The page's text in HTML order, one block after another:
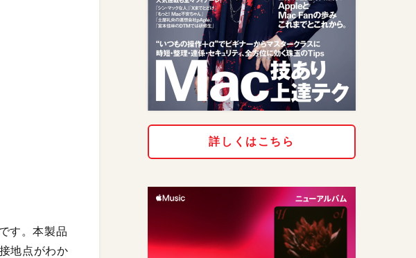
す。本製品
地点がわか
詳しくはこちら